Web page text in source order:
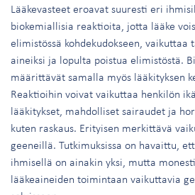
Lääkevasteet eroavat suuresti eri
biokemiallisia reaktioita, jotta lääke
elimistössä kohdekudokseen,
aineiksi ja lopulta poistua elimistöstä.
määrittävät samalla myös lääkityksen
Reaktioihin voivat vaikuttaa henkilön
lääkitykset, mahdolliset sairaudet ja
kuten raskaus. Erityisen merkittävä
geeneillä. Tutkimuksissa on havaittu,
ihmisellä on ainakin yksi, mutta
lääkeaineiden toimintaan vaikuttavia